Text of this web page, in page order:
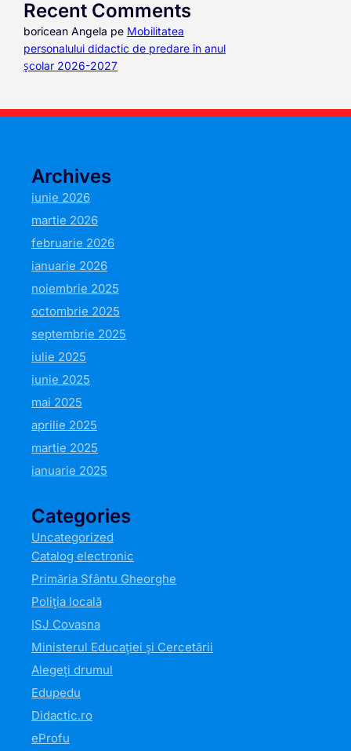
Recent Comments
boricean Angela pe Mobilitatea
personalului didactic de predare în anul
școlar 2026-2027
Archives
iunie 2026
martie 2026
februarie 2026
ianuarie 2026
noiembrie 2025
octombrie 2025
septembrie 2025
iulie 2025
iunie 2025
mai 2025
aprilie 2025
martie 2025
ianuarie 2025
Categories
Uncategorized
Catalog electronic
Primăria Sfântu Gheorghe
Poliția locală
ISJ Covasna
Ministerul Educației și Cercetării
Alegeți drumul
Edupedu
Didactic.ro
eProfu